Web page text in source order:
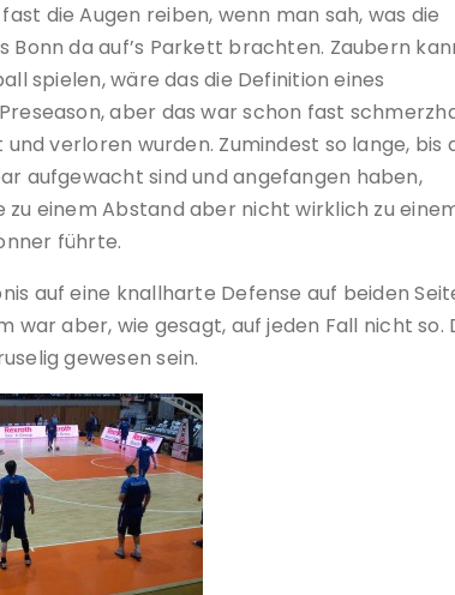
die Augen reiben, wenn man sah, was die
Bonn da auf’s Parkett brachten. Zaubern
spielen, wäre das die Definition eines
aber das war schon fast
verloren wurden. Zumindest so lange, bis
aufgewacht sind und angefangen haben,
zu einem Abstand aber nicht wirklich zu
führte.
auf eine knallharte Defense auf beiden
war aber, wie gesagt, auf jeden Fall nicht so.
gewesen sein.